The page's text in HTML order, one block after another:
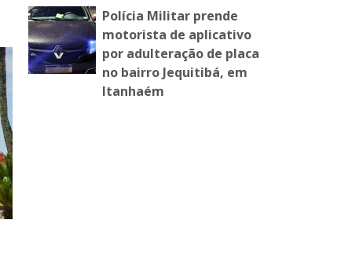
Polícia Militar prende
motorista de aplicativo
por adulteração de placa
no bairro Jequitibá, em
Itanhaém